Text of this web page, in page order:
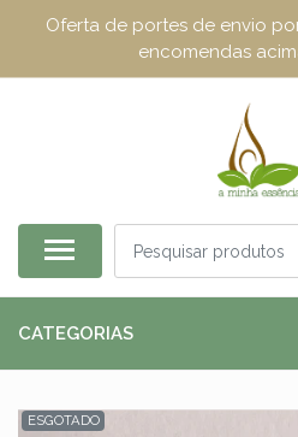
Oferta de portes de envio
encomendas
CATEGORIAS
ESGOTADO